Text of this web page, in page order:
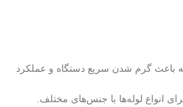
توان 3000 وات که باعث گرم شدن سریع دستگاه و عملکرد
انواع لوله‌ها با جنس‌های مختلف.